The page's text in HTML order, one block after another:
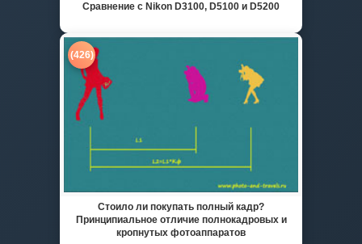
Сравнение с Nikon D3100, D5100 и D5200
(426)
Стоило ли покупать полный кадр?
Принципиальное отличие полнокадровых и
кропнутых фотоаппаратов